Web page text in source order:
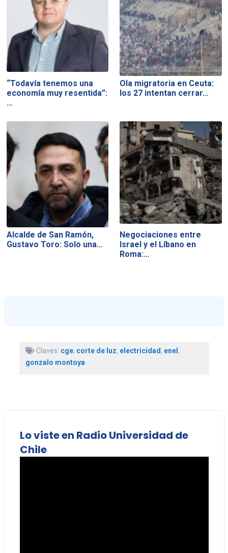
“Todavía tenemos una
economía muy resentida”:
…
Ola migratoria en Ceuta:
los 27 intentan cerrar…
Alcalde de San Ramón,
Gustavo Toro: Solo una…
Negociaciones entre
Israel y el Líbano en
Roma:…
Claves: cge, corte de luz, electricidad, enel,
gonzalo montoya
Lo viste en Radio Universidad de
Chile